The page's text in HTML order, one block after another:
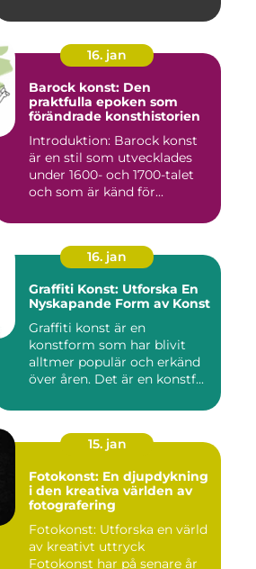
16. jan
Barock konst: Den
praktfulla epoken som
förändrade konsthistorien
Introduktion: Barock konst
är en stil som utvecklades
under 1600- och 1700-talet
och som är känd för...
16. jan
Graffiti Konst: Utforska En
Nyskapande Form av Konst
Graffiti konst är en
konstform som har blivit
alltmer populär och erkänd
över åren. Det är en konstf...
15. jan
Fotokonst: En djupdykning
i den kreativa världen av
fotografering
Fotokonst: Utforska en värld
av kreativt uttryck
Fotokonst har på senare år